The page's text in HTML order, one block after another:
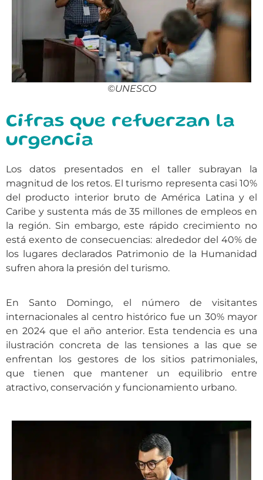
©UNESCO
Cifras que refuerzan la
urgencia
Los datos presentados en el taller subrayan la
magnitud de los retos. El turismo representa casi 10%
del producto interior bruto de América Latina y el
Caribe y sustenta más de35 millones de empleos en
la región. Sin embargo, este rápido crecimiento no
está exento de consecuencias: alrededor del 40% de
los lugares declarados Patrimonio de la Humanidad
sufren ahora la presión del turismo.
En Santo Domingo, el número de visitantes
internacionales al centro histórico fue un 30% mayor
en 2024 que el año anterior. Esta tendencia es una
ilustración concreta de las tensiones a las que se
enfrentan los gestores de los sitios patrimoniales,
que tienen que mantener un equilibrio entre
atractivo, conservación y funcionamiento urbano.